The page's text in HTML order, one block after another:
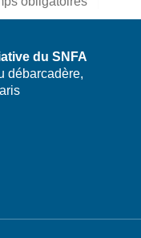
du SNFA
débarcadère,